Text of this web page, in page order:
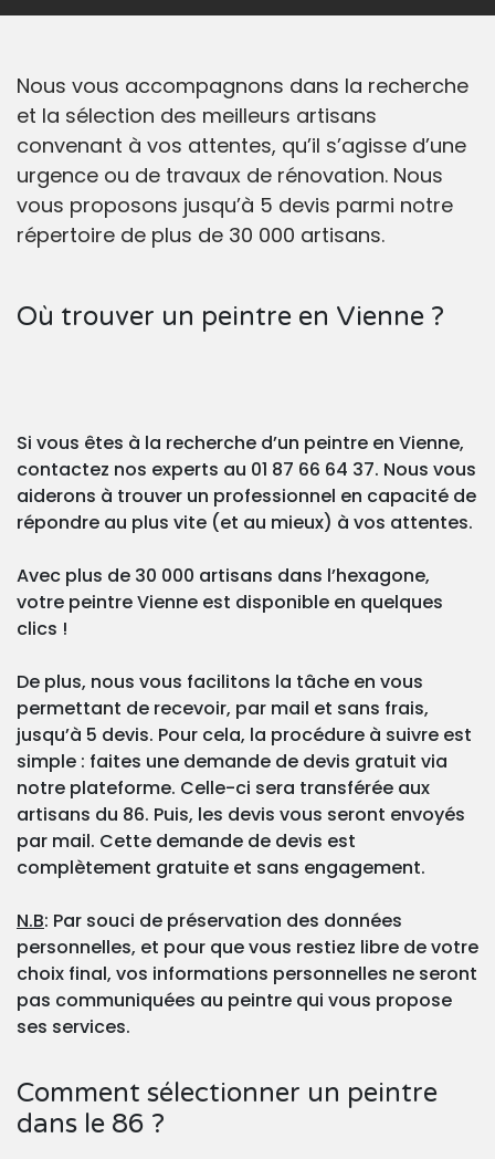
Nous vous accompagnons dans la recherche
et la sélection des meilleurs artisans
convenant à vos attentes, qu’il s’agisse d’une
urgence ou de travaux de rénovation. Nous
vous proposons jusqu’à 5 devis parmi notre
répertoire de plus de 30 000 artisans.
Où trouver un peintre en Vienne ?
Si vous êtes à la recherche d’un peintre en Vienne,
contactez nos experts au 01 87 66 64 37. Nous vous
aiderons à trouver un professionnel en capacité de
répondre au plus vite (et au mieux) à vos attentes.
Avec plus de 30 000 artisans dans l’hexagone,
votre peintre Vienne est disponible en quelques
clics !
De plus, nous vous facilitons la tâche en vous
permettant de recevoir, par mail et sans frais,
jusqu’à 5 devis. Pour cela, la procédure à suivre est
simple : faites une demande de devis gratuit via
notre plateforme. Celle-ci sera transférée aux
artisans du 86. Puis, les devis vous seront envoyés
par mail. Cette demande de devis est
complètement gratuite et sans engagement.
N.B: Par souci de préservation des données
personnelles, et pour que vous restiez libre de votre
choix final, vos informations personnelles ne seront
pas communiquées au peintre qui vous propose
ses services.
Comment sélectionner un peintre
dans le 86 ?